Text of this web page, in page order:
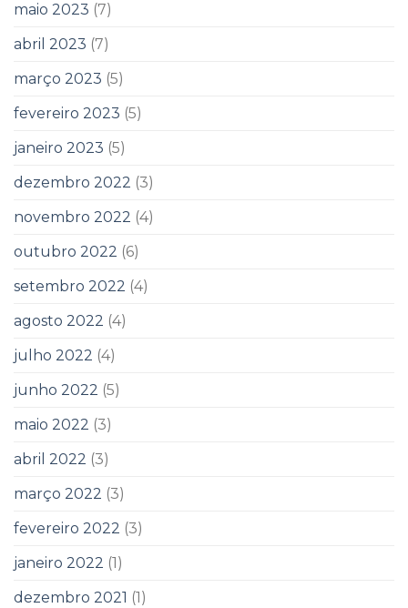
maio 2023 (7)
abril 2023 (7)
março 2023 (5)
fevereiro 2023 (5)
janeiro 2023 (5)
dezembro 2022 (3)
novembro 2022 (4)
outubro 2022 (6)
setembro 2022 (4)
agosto 2022 (4)
julho 2022 (4)
junho 2022 (5)
maio 2022 (3)
abril 2022 (3)
março 2022 (3)
fevereiro 2022 (3)
janeiro 2022 (1)
dezembro 2021 (1)